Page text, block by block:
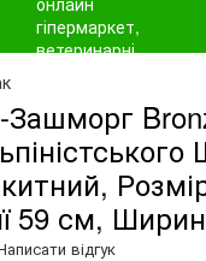
59 см,
відгук